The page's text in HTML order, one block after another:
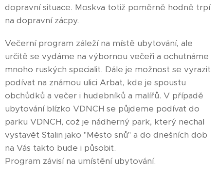
dopravní situace. Moskva totiž poměrně hodně trpí
na dopravní zácpy.
Večerní program záleží na místě ubytování, ale
určitě se vydáme na výbornou večeři a ochutnáme
mnoho ruských specialit. Dále je možnost se vyrazit
podívat na známou ulici Arbat, kde je spoustu
obchůdků a večer i hudebníků a malířů. V případě
ubytování blízko VDNCH se půjdeme podívat do
parku VDNCH, což je nádherný park, který nechal
vystavět Stalin jako "Město snů" a do dnešních dob
na Vás takto bude i působit.
Program závisí na umístění ubytování.